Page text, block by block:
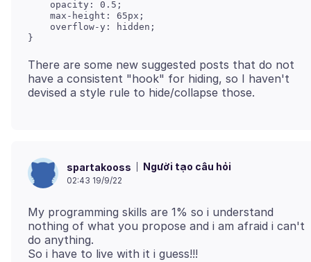
    opacity: 0.5;
    max-height: 65px;
    overflow-y: hidden;
}
There are some new suggested posts that do not
have a consistent "hook" for hiding, so I haven't
spartakooss Người tạo câu hỏi
02:43 19/9/22
My programming skills are 1% so i understand
nothing of what you propose and i am afraid i can't
do anything.
So i have to live with it i guess!!!